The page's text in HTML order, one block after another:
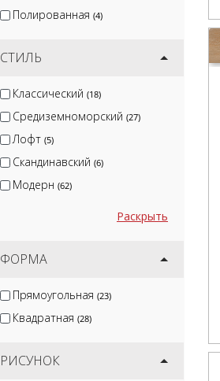
Полированная (4)
СТИЛЬ
Классический (18)
Средиземноморский (27)
Лофт (5)
Скандинавский (6)
Модерн (62)
Раскрыть
ФОРМА
Прямоугольная (23)
Квадратная (28)
РИСУНОК